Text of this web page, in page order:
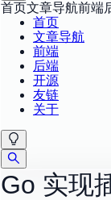
首页文章导航前端
首页
文章导航
前端
后端
开源
友链
关于
Go 实现